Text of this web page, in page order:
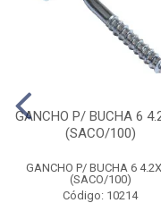
GANCHO P/ BUCHA 6
(SACO/100)
GANCHO P/ BUCHA 6
(SACO/100)
Código: 10214